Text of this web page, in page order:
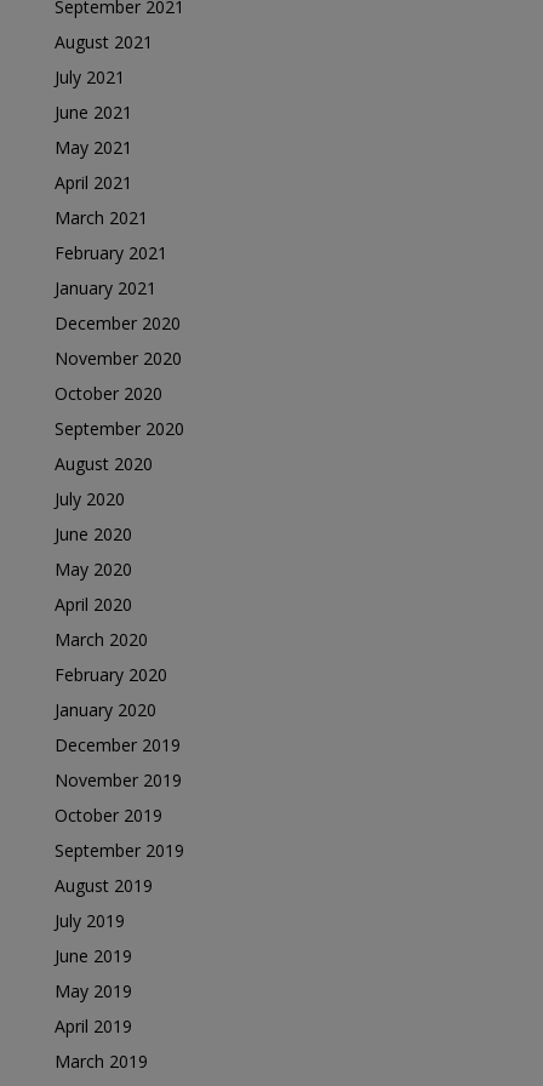
September 2021
August 2021
July 2021
June 2021
May 2021
April 2021
March 2021
February 2021
January 2021
December 2020
November 2020
October 2020
September 2020
August 2020
July 2020
June 2020
May 2020
April 2020
March 2020
February 2020
January 2020
December 2019
November 2019
October 2019
September 2019
August 2019
July 2019
June 2019
May 2019
April 2019
March 2019